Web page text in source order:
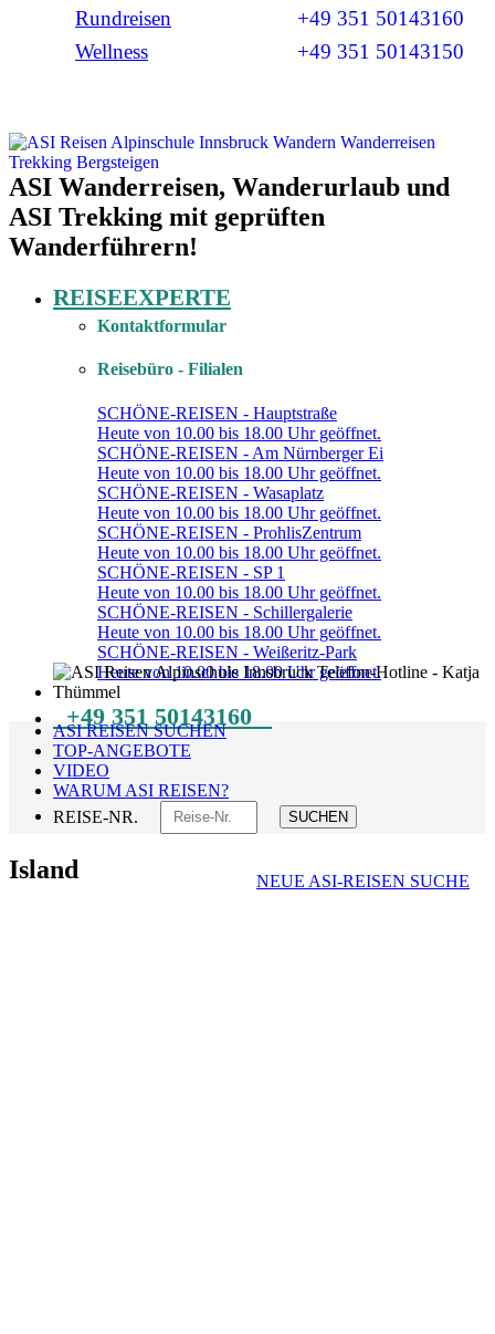
Rundreisen
+49 351 50143160
Wellness
+49 351 50143150
ASI Wanderreisen, Wanderurlaub und
ASI Trekking mit geprüften
Wanderführern!
REISEEXPERTE
Kontaktformular
Reisebüro - Filialen
SCHÖNE-REISEN - Hauptstraße
Heute von 10.00 bis 18.00 Uhr geöffnet.
SCHÖNE-REISEN - Am Nürnberger Ei
Heute von 10.00 bis 18.00 Uhr geöffnet.
SCHÖNE-REISEN - Wasaplatz
Heute von 10.00 bis 18.00 Uhr geöffnet.
SCHÖNE-REISEN - ProhlisZentrum
Heute von 10.00 bis 18.00 Uhr geöffnet.
SCHÖNE-REISEN - SP 1
Heute von 10.00 bis 18.00 Uhr geöffnet.
SCHÖNE-REISEN - Schillergalerie
Heute von 10.00 bis 18.00 Uhr geöffnet.
SCHÖNE-REISEN - Weißeritz-Park
Heute von 10.00 bis 18.00 Uhr geöffnet.
+49 351 50143160
ASI REISEN SUCHEN
TOP-ANGEBOTE
VIDEO
WARUM ASI REISEN?
REISE-NR.
SUCHEN
NEUE ASI-REISEN SUCHE
Island